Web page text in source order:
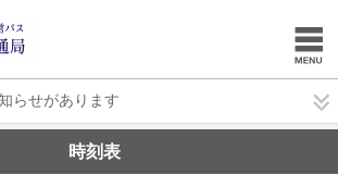
らせがあります
時刻表